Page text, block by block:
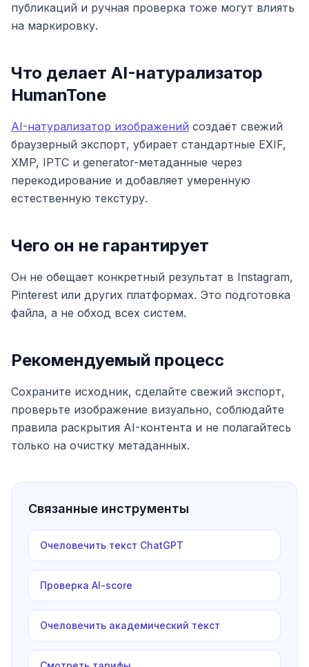
публикаций и ручная проверка тоже могут влиять
на маркировку.
Что делает AI-натурализатор
HumanTone
AI-натурализатор изображений создаёт свежий
браузерный экспорт, убирает стандартные EXIF,
XMP, IPTC и generator-метаданные через
перекодирование и добавляет умеренную
естественную текстуру.
Чего он не гарантирует
Он не обещает конкретный результат в Instagram,
Pinterest или других платформах. Это подготовка
файла, а не обход всех систем.
Рекомендуемый процесс
Сохраните исходник, сделайте свежий экспорт,
проверьте изображение визуально, соблюдайте
правила раскрытия AI-контента и не полагайтесь
только на очистку метаданных.
Связанные инструменты
Очеловечить текст ChatGPT
Проверка AI-score
Очеловечить академический текст